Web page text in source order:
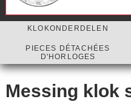
KLOKONDERDELEN
PIECES DÉTACHÉES
D'HORLOGES
Messing klok